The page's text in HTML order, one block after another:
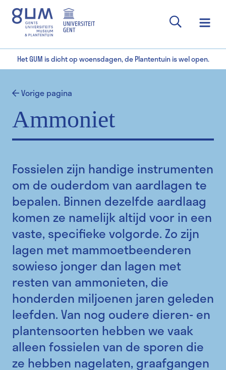
Het GUM is dicht op woensdagen, de Plantentuin is wel open.
Vorige pagina
Ammoniet
Fossielen zijn handige instrumenten
om de ouderdom van aardlagen te
bepalen. Binnen dezelfde aardlaag
komen ze namelijk altijd voor in een
vaste, specifieke volgorde. Zo zijn
lagen met mammoetbeenderen
sowieso jonger dan lagen met
resten van ammonieten, die
honderden miljoenen jaren geleden
leefden. Van nog oudere dieren- en
plantensoorten hebben we vaak
alleen fossielen van de sporen die
ze hebben nagelaten, graafgangen